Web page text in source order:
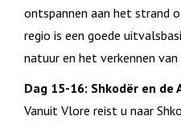
ontspannen aan het strand
regio is een goede
natuur en het verkennen
Dag 15-16: Shkodër en de
Vanuit Vlore reist u naar